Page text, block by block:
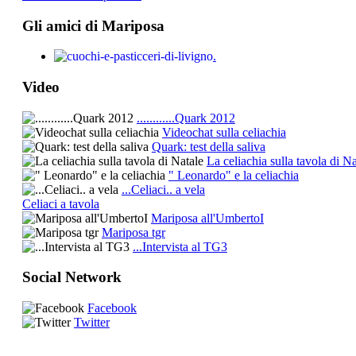
Gli amici di Mariposa
.
Video
............Quark 2012
Videochat sulla celiachia
Quark: test della saliva
La celiachia sulla tavola di
" Leonardo" e la celiachia
...Celiaci.. a vela
Celiaci a tavola
Mariposa all'UmbertoI
Mariposa tgr
...Intervista al TG3
Social Network
Facebook
Twitter